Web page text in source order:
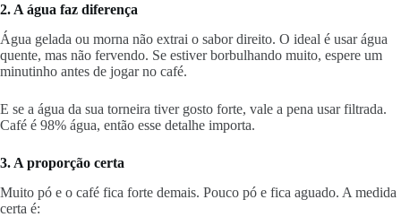
2. A água faz diferença
Água gelada ou morna não extrai o sabor direito. O ideal é usar água
quente, mas não fervendo. Se estiver borbulhando muito, espere um
minutinho antes de jogar no café.
E se a água da sua torneira tiver gosto forte, vale a pena usar filtrada.
Café é 98% água, então esse detalhe importa.
3. A proporção certa
Muito pó e o café fica forte demais. Pouco pó e fica aguado. A medida
certa é: